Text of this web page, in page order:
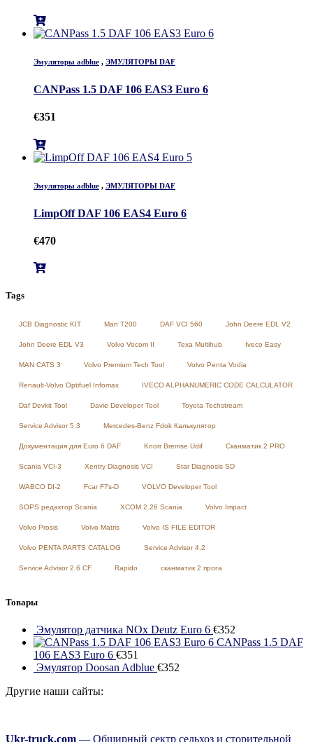
Эмуляторы adblue , ЭМУЛЯТОРЫ DAF
CANPass 1.5 DAF 106 EAS3 Euro 6
€351
Эмуляторы adblue , ЭМУЛЯТОРЫ DAF
LimpOff DAF 106 EAS4 Euro 6
€470
Tags
JCB Diagnostic KIT Man T200 DAF VCI 560 John Deere EDL V2
John Deere EDL V3 Volvo Vocom II Texa Multihub Iveco Easy
MAN CATS 3 Volvo Premium Tech Tool Volvo Penta Vodia
Renault-Volvo Optifuel Infomax IVECO ALPHANUMERIC CODE CALCULATOR
Daf Devkit Tool Davie Developer Tool Toyota Techstream
Service Advisor 5.3 Mercedes-Benz Fdok Калькулятор
Документация для Euro 6 DAF Knorr Bremse Udif Сканматик 2 PRO
Scania VCI-3 Xentry Diagnosis VCI Star Diagnosis SD
WABCO DI-2 Fcar F7s-D VOLVO Developer Tool
SOPS редактор Scania XCOM 2.26 Scania Volvo Impact
Volvo Prosis Volvo Matris Volvo IS FILE EDITOR
Volvo PENTA PARTS CATALOG Service Advisor 4.2
Service Advisor 2.6 CF Rapido сканматик 2 прога
Товары
Эмулятор датчика NOx Deutz Euro 6 €352
CANPass 1.5 DAF
106 EAS3 Euro 6 €351
Эмулятор Doosan Adblue €352
Другие наши сайты:
Ukr-truck.com — Обширный сектр сельхоз и сторительной